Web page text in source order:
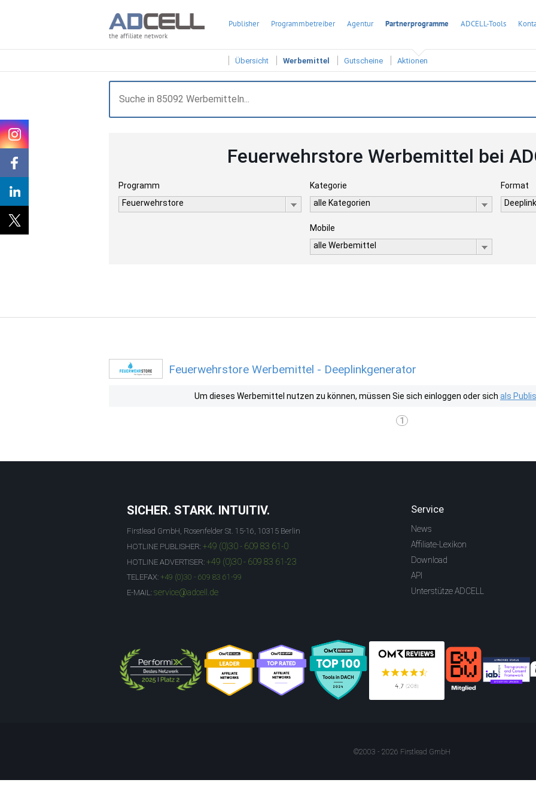
the affiliate network
Publisher Programmbetreiber Agentur Partnerprogramme ADCELL-Tools
Übersicht Werbemittel Gutscheine Aktionen
Feuerwehrstore Werbemittel bei
Programm
Feuerwehrstore
Kategorie
alle Kategorien
Format
Mobile
alle Werbemittel
Feuerwehrstore Werbemittel - Deeplinkgenerator
Um dieses Werbemittel nutzen zu können, müssen Sie sich einloggen oder sich als
1
SICHER. STARK. INTUITIV.
Firstlead GmbH, Rosenfelder St. 15-16, 10315 Berlin
HOTLINE PUBLISHER: +49 (0)30 - 609 83 61-0
HOTLINE ADVERTISER: +49 (0)30 - 609 83 61-23
TELEFAX: +49 (0)30 - 609 83 61-99
E-MAIL: service@adcell.de
Service
News
Affiliate-Lexikon
Download
API
Unterstütze ADCELL
©2003 - 2026 Firstlead GmbH